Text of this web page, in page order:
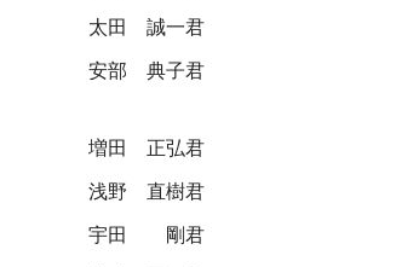
太田 誠一君
安部 典子君
増田 正弘君
浅野 直樹君
宇田 剛君